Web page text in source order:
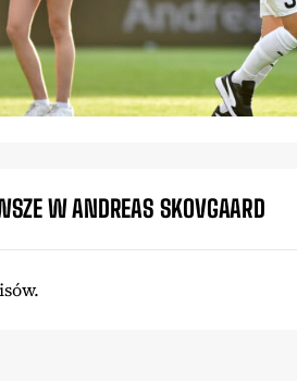
W ANDREAS SKOVGAARD